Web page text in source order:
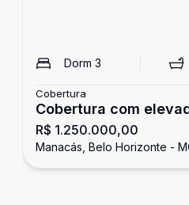
Dorm 3
Cobertura
Cobertura com
Castelo
R$ 1.250.000,00
Manacás, Belo Horizonte -